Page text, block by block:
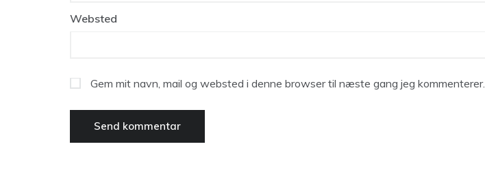
Websted
Gem mit navn, mail og websted i denne browser til næste gang jeg kommenterer.